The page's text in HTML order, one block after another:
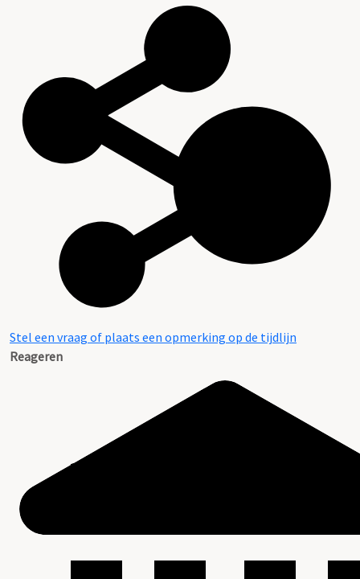
Stel een vraag of plaats een opmerking op de tijdlijn
Reageren